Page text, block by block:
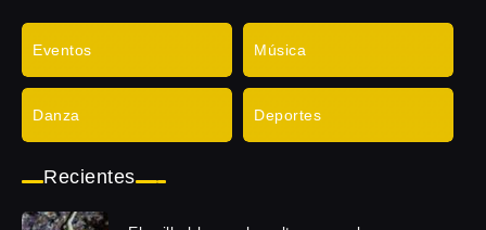
Eventos Música
Danza Deportes
Recientes